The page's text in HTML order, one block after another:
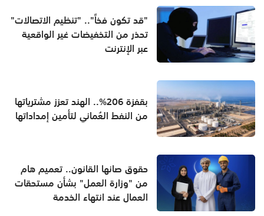
"قد تكون فخاً".. "تنظيم الاتصالات"
تحذر من التخفيضات غير الواقعية
عبر الإنترنت
بقفزة 206%.. الهند تعزز مشترياتها
من النفط العُماني لتأمين إمداداتها
حقوق صانها القانون.. تعميم هام
من "وزارة العمل" بشأن مستحقات
العمال عند انتهاء الخدمة